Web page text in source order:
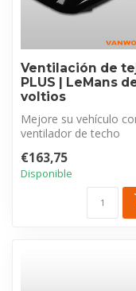
Ventilación de
PLUS | LeMans
voltios
Mejore su vehículo
ventilador de techo
G&C . El ...
€163,75
Disponible